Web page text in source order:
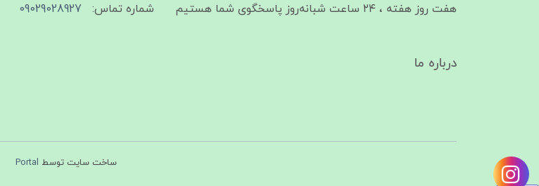
هفت روز هفته ، ۲۴ ساعت شبانه‌روز پاسخگوی شما هستیم شماره تماس: 09029028927
درباره ما
ساخت سایت توسط Portal